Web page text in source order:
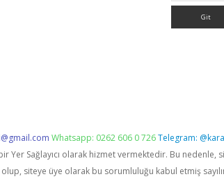
Whatsapp: 0262 606 0 726Telegram:
Yer Sağlayıcı olarak hizmet vermektedir. Bu
siteye üye olarak bu sorumluluğu kabul etmiş